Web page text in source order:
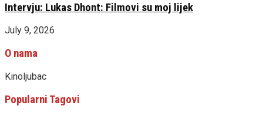
Intervju: Lukas Dhont: Filmovi su moj lijek
July 9, 2026
O nama
Kinoljubac
Popularni Tagovi